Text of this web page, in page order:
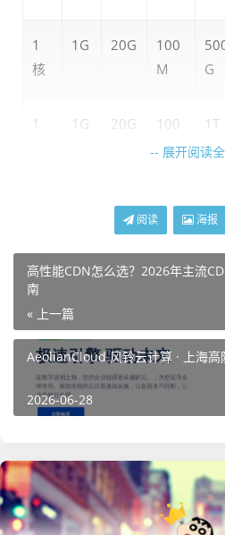
1
核
1G 20G
100
M
G
1
1G 20G
100
M
1T
40G
100
M
2T
4
核
4G 80G
100
4T
4
核
8G
120
G
200
M
6T
新加坡本土电信运营商 双 ISP 住
享静态 IPv4｜IP 纯净度高｜适用
hatGPT、Claude、Gemini、流
-- 展开阅读
阅读 海报
高性能CDN怎么选？2026年主流
南
« 上一篇
AeolianCloud 风铃云计算 · 上海
2026-06-28